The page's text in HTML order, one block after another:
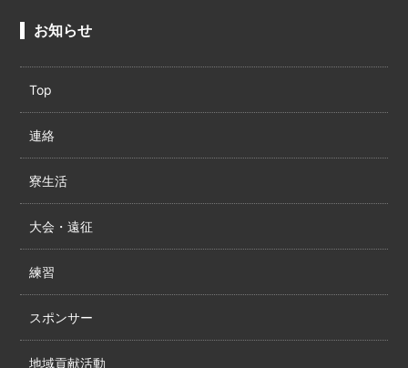
お知らせ
Top
連絡
寮生活
大会・遠征
練習
スポンサー
地域貢献活動